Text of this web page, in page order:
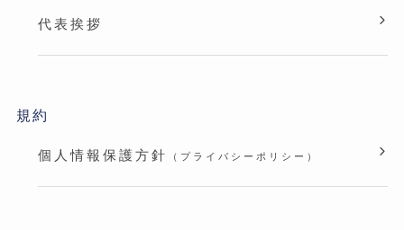
代表挨拶
規約
個人情報保護方針 （プライバシーポリシー）